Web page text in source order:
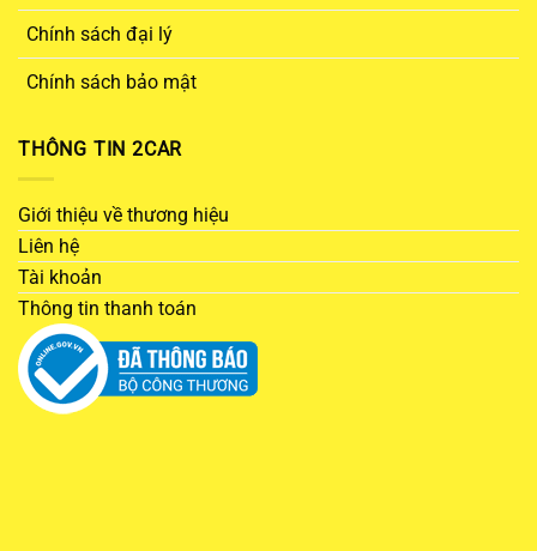
Chính sách đại lý
Chính sách bảo mật
THÔNG TIN 2CAR
Giới thiệu về thương hiệu
Liên hệ
Tài khoản
Thông tin thanh toán